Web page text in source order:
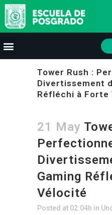
Tower Rush :
Divertissement
Réfléchi à Forte
21 May
Gaming
Vélocité
Posted at 02:04h in